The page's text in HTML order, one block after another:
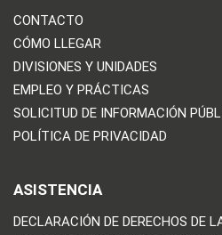
CONTACTO
CÓMO LLEGAR
DIVISIONES Y UNIDADES
EMPLEO Y PRÁCTICAS
SOLICITUD DE INFORMACIÓN
POLÍTICA DE PRIVACIDAD
ASISTENCIA
DECLARACIÓN DE DERECHOS DE